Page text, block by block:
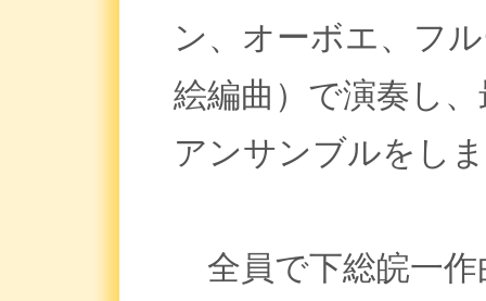
ン、オーボエ、フ
絵編曲）で演奏し
アンサンブルをし
全員で下総皖一作